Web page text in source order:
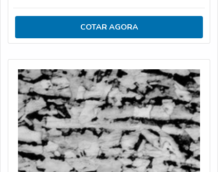
essas indústrias necessitam de manutenção e cuidados
ensaios mecânicos SP.OS TIPOS DE TESTE E DEMAIS
ESPECIFICAÇÕES A RESPEITO DO
ensaio
COTAR AGORA